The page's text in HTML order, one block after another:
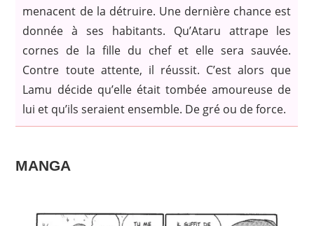
menacent de la détruire. Une dernière chance est
donnée à ses habitants. Qu’Ataru attrape les
cornes de la fille du chef et elle sera sauvée.
Contre toute attente, il réussit. C’est alors que
Lamu décide qu’elle était tombée amoureuse de
lui et qu’ils seraient ensemble. De gré ou de force.
MANGA